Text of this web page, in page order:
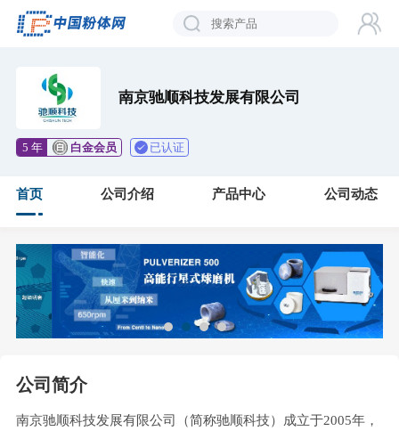
南京驰顺科技发展有限公司
5 年 白金会员 已认证
首页 公司介绍 产品中心 公司动态
公司简介
南京驰顺科技发展有限公司（简称驰顺科技）成立于2005年，